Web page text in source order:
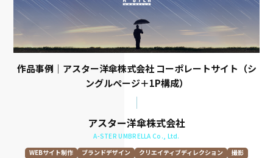
作品事例｜アスター洋傘株式会社 コーポレートサイト（シ
ングルページ＋1P構成）
アスター洋傘株式会社
A-STER UMBRELLA Co., Ltd.
WEBサイト制作
ブランドデザイン クリエイティブディレクション
撮影